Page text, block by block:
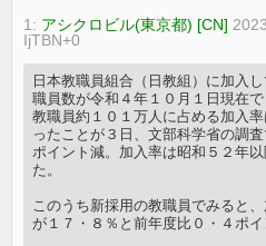
1: アシクロビル(東京都) [CN]
IjTBN+0
日本教職員組合（日教組）に加入
職員数が令和４年１０月１日現在
教職員約１０１万人に占める加入
ったことが３日、文部科学省の調
ポイント減。加入率は昭和５２年
た。
このうち新採用の教職員でみると
が１７・８％と前年度比０・４ポイ